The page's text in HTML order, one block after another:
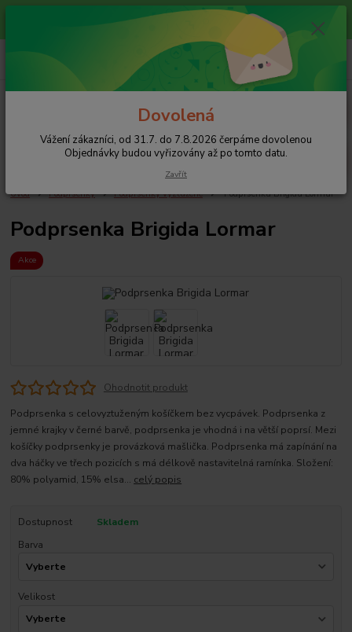
Vážení zákazníci, od 31.7. do 7.8.2026 čerpáme dovolenou
Objednávky budou vyřizovány až po tomto datu.
+420 608 754 282
pište email, pokud nezvedám tel.
Úvod Podprsenky Podprsenky vyztužené Podprsenka Brigida Lormar
Podprsenka Brigida Lormar
Akce
Ohodnotit produkt
Podprsenka s celovyztuženým košíčkem bez vycpávek. Podprsenka z
jemné krajky v černé barvě, podprsenka je vhodná i na větší poprsí. Mezi
košíčky podprsenky je provázková mašlička. Podprsenka má zapínání na
dva háčky ve třech pozicích s má délkově nastavitelná ramínka. Složení:
80% polyamid, 15% elsa... celý popis
Dostupnost
Skladem
Barva
Velikost
Dovolená
Vážení zákazníci, od 31.7. do 7.8.2026 čerpáme dovolenou
Objednávky budou vyřizovány až po tomto datu.
Zavřít